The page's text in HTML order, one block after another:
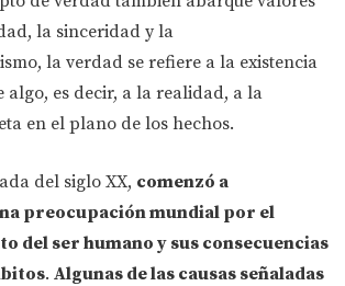
la sinceridad y la
la verdad se refiere a la existencia
algo, es decir, a la realidad, a la
en el plano de los hechos.
del siglo XX, comenzó a
preocupación mundial por el
del ser humano y sus consecuencias
. Algunas de las causas señaladas